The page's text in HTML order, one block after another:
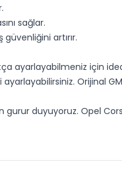
sağlar.
artırır.
ayarlayabilmeniz için
Orijinal
duyuyoruz. Opel